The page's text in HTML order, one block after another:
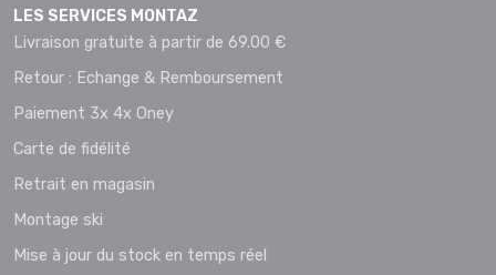
LES SERVICES MONTAZ
Livraison gratuite à partir de 69.00 €
Retour : Echange & Remboursement
Paiement 3x 4x Oney
Carte de fidélité
Retrait en magasin
Montage ski
Mise à jour du stock en temps réel